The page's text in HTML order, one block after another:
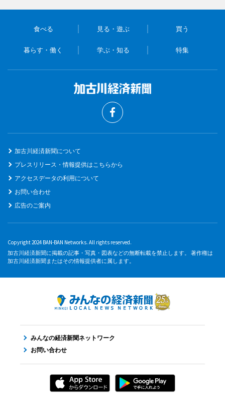
食べる 見る・遊ぶ 買う
暮らす・働く 学ぶ・知る 特集
加古川経済新聞について
プレスリリース・情報提供はこちらから
アクセスデータの利用について
お問い合わせ
広告のご案内
Copyright 2024 BAN-BAN Networks. All rights reserved.
加古川経済新聞に掲載の記事・写真・図表などの無断転載を禁止します。 著作権は
加古川経済新聞またはその情報提供者に属します。
みんなの経済新聞ネットワーク
お問い合わせ